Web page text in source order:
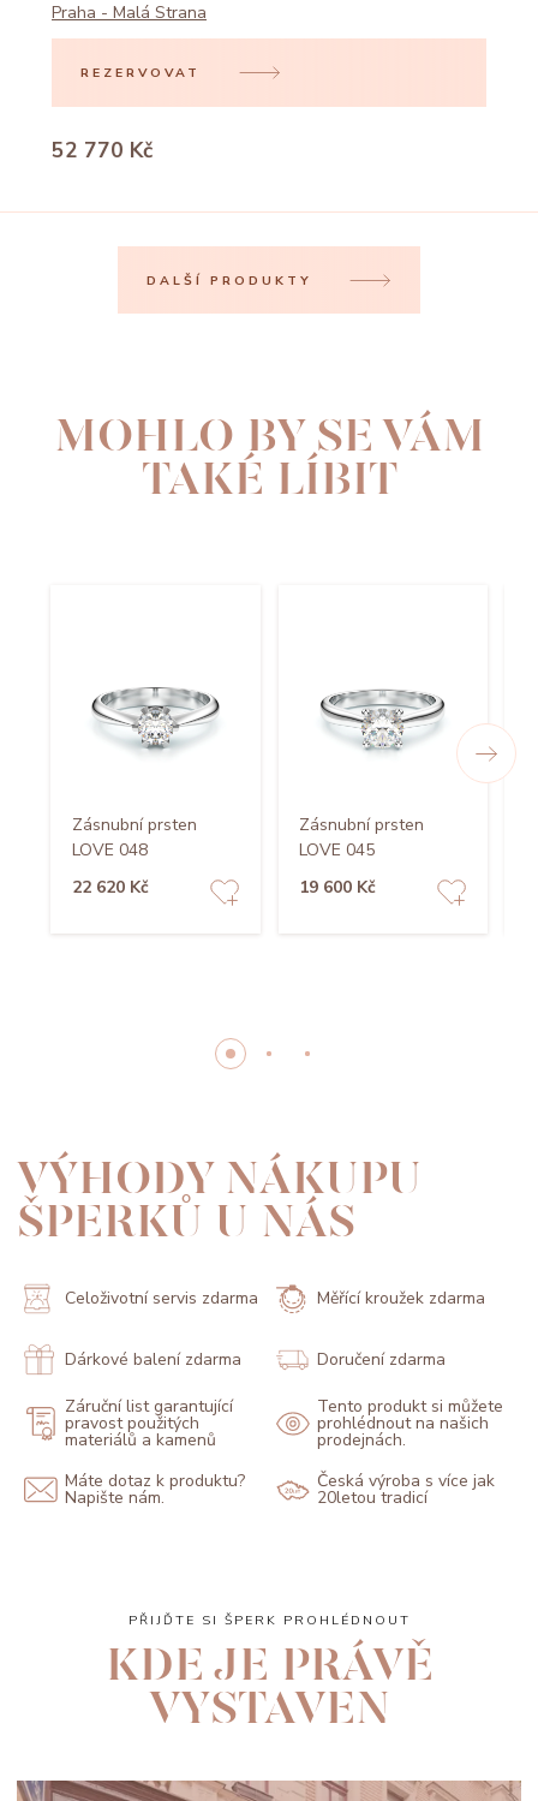
Praha - Malá Strana
REZERVOVAT
52 770 Kč
DALŠÍ PRODUKTY
MOHLO BY SE VÁM
TAKÉ LÍBIT
Zásnubní prsten
LOVE 048
22 620 Kč
Zásnubní prsten
LOVE 045
19 600 Kč
VÝHODY NÁKUPU
ŠPERKŮ U NÁS
Celoživotní servis zdarma Měřící kroužek zdarma
Dárkové balení zdarma Doručení zdarma
Záruční list garantující
pravost použitých
materiálů a kamenů
Tento produkt si můžete
prohlédnout na našich
prodejnách.
Máte dotaz k produktu?
Napište nám.
Česká výroba s více jak
20letou tradicí
PŘIJĎTE SI ŠPERK PROHLÉDNOUT
KDE JE PRÁVĚ
VYSTAVEN